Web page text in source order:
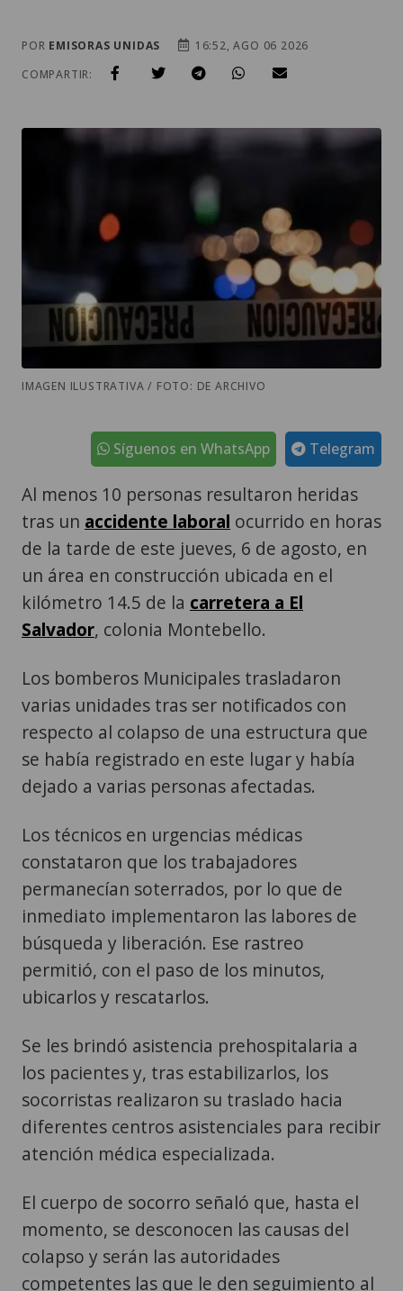
POR EMISORAS UNIDAS
16:52, AGO 06 2026
COMPARTIR:
IMAGEN ILUSTRATIVA / FOTO: DE ARCHIVO
Telegram
Síguenos en WhatsApp
Al menos 10 personas resultaron heridas
tras un accidente laboral ocurrido en horas
de la tarde de este jueves, 6 de agosto, en
un área en construcción ubicada en el
kilómetro 14.5 de la carretera a El
Salvador, colonia Montebello.
Los bomberos Municipales trasladaron
varias unidades tras ser notificados con
respecto al colapso de una estructura que
se había registrado en este lugar y había
dejado a varias personas afectadas.
Los técnicos en urgencias médicas
constataron que los trabajadores
permanecían soterrados, por lo que de
inmediato implementaron las labores de
búsqueda y liberación. Ese rastreo
permitió, con el paso de los minutos,
ubicarlos y rescatarlos.
Se les brindó asistencia prehospitalaria a
los pacientes y, tras estabilizarlos, los
socorristas realizaron su traslado hacia
diferentes centros asistenciales para recibir
atención médica especializada.
El cuerpo de socorro señaló que, hasta el
momento, se desconocen las causas del
colapso y serán las autoridades
competentes las que le den seguimiento al